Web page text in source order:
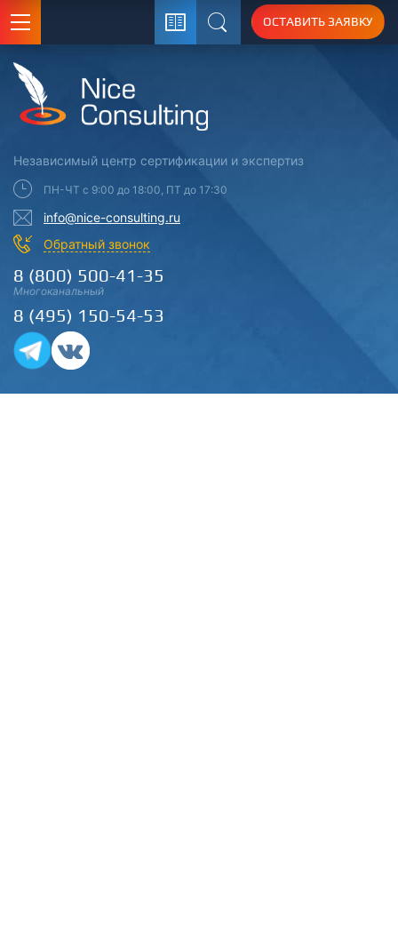
Поиск
ОСТАВИТЬ ЗАЯВКУ
Независимый центр сертификации и экспертиз
ПН-ЧТ с 9:00 до 18:00, ПТ до 17:30
info@nice-consulting.ru
Обратный звонок
8 (800) 500-41-35
Многоканальный
8 (495) 150-54-53